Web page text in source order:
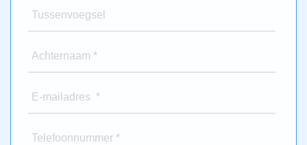
Tussenvoegsel
Achternaam *
E-mailadres *
Telefoonnummer *